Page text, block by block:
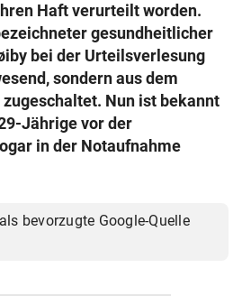
Haft verurteilt worden.
gesundheitlicher
bei der Urteilsverlesung
sondern aus dem
Nun ist bekannt
Jährige vor der
in der Notaufnahme
bevorzugte Google-Quelle